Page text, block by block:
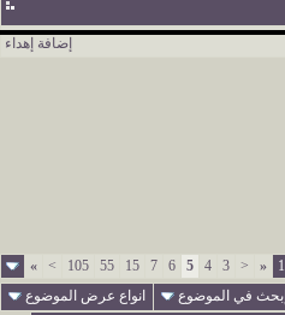
إضافة إهداء
«
<
3
4
5
6
7
15
55
105
>
»
إبحث في الموضوع انواع عرض الموضوع